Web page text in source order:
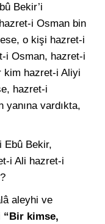
Bekir’i
i Osman bin
o kişi hazret-i
i Osman, hazret-i
kim hazret-i Aliyi
hazret-i
yanına vardıkta,
Ebû Bekir,
i Ali hazret-i
aleyhi ve
“Bir kimse,